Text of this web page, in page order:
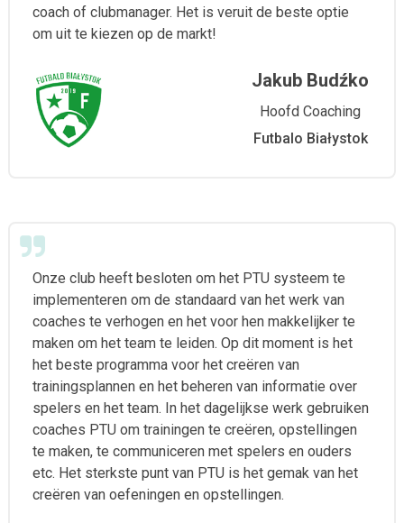
coach of clubmanager. Het is veruit de beste optie
om uit te kiezen op de markt!
Jakub Budźko
Hoofd Coaching
Futbalo Białystok
Onze club heeft besloten om het PTU systeem te
implementeren om de standaard van het werk van
coaches te verhogen en het voor hen makkelijker te
maken om het team te leiden. Op dit moment is het
het beste programma voor het creëren van
trainingsplannen en het beheren van informatie over
spelers en het team. In het dagelijkse werk gebruiken
coaches PTU om trainingen te creëren, opstellingen
te maken, te communiceren met spelers en ouders
etc. Het sterkste punt van PTU is het gemak van het
creëren van oefeningen en opstellingen.